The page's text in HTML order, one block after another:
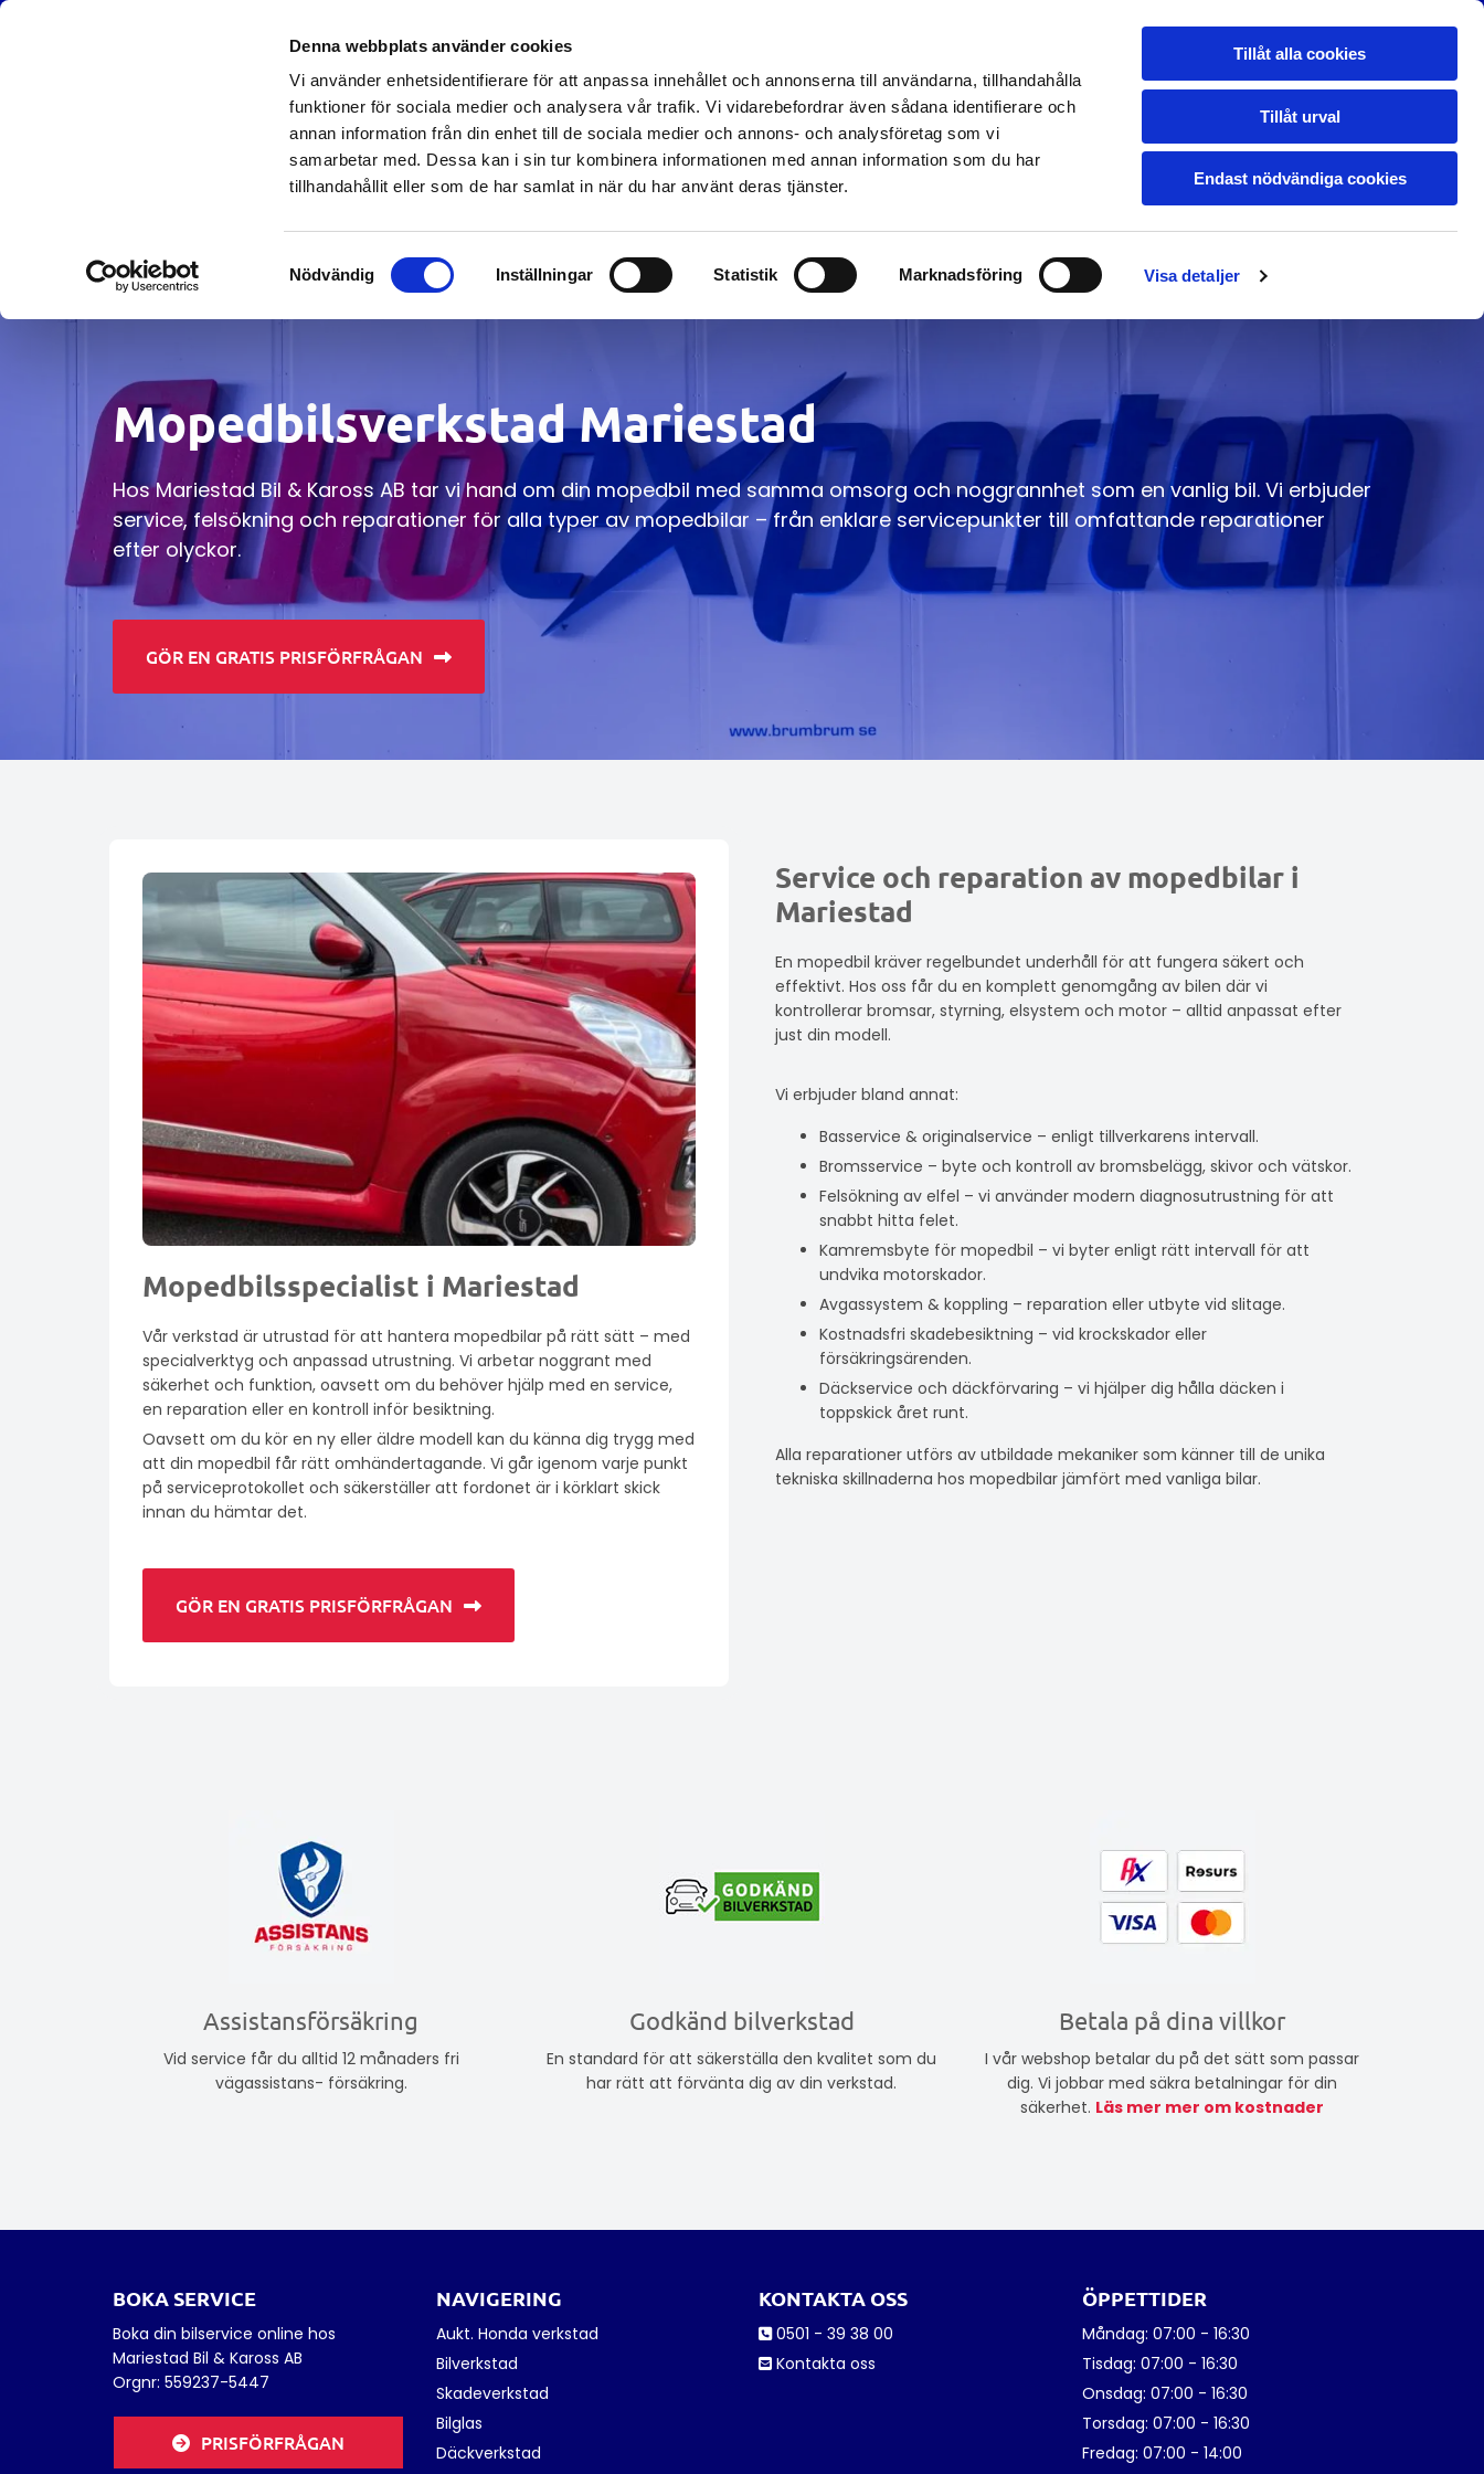
Denna webbplats använder cookies
Vi använder enhetsidentifierare för att anpassa innehållet och annonserna till användarna, tillhandahålla
funktioner för sociala medier och analysera vår trafik. Vi vidarebefordrar även sådana identifierare och
annan information från din enhet till de sociala medier och annons- och analysföretag som vi
samarbetar med. Dessa kan i sin tur kombinera informationen med annan information som du har
tillhandahållit eller som de har samlat in när du har använt deras tjänster.
Nödvändig Inställningar Statistik Marknadsföring Visa detaljer
Tillåt alla cookies
Tillåt urval
Endast nödvändiga cookies
HONDA SERVICECENTER BILVERKSTAD BILSKADEVERKSTAD
BILGLAS
DÄCKVERKSTAD
OM OSS KONTAKT
PRISFÖRFRÅGAN
Mopedbilsverkstad Mariestad
Hos Mariestad Bil & Kaross AB tar vi hand om din mopedbil med samma omsorg och noggrannhet som en vanlig bil. Vi erbjuder
service, felsökning och reparationer för alla typer av mopedbilar – från enklare servicepunkter till omfattande reparationer
efter olyckor.
GÖR EN GRATIS PRISFÖRFRÅGAN
Mopedbilsspecialist i Mariestad
Vår verkstad är utrustad för att hantera mopedbilar på rätt sätt – med
specialverktyg och anpassad utrustning. Vi arbetar noggrant med
säkerhet och funktion, oavsett om du behöver hjälp med en service,
en reparation eller en kontroll inför besiktning.
Oavsett om du kör en ny eller äldre modell kan du känna dig trygg med
att din mopedbil får rätt omhändertagande. Vi går igenom varje punkt
på serviceprotokollet och säkerställer att fordonet är i körklart skick
innan du hämtar det.
GÖR EN GRATIS PRISFÖRFRÅGAN
Service och reparation av mopedbilar i
Mariestad
En mopedbil kräver regelbundet underhåll för att fungera säkert och
effektivt. Hos oss får du en komplett genomgång av bilen där vi
kontrollerar bromsar, styrning, elsystem och motor – alltid anpassat efter
just din modell.
Vi erbjuder bland annat:
Basservice & originalservice – enligt tillverkarens intervall.
Bromsservice – byte och kontroll av bromsbelägg, skivor och vätskor.
Felsökning av elfel – vi använder modern diagnosutrustning för att
snabbt hitta felet.
Kamremsbyte för mopedbil – vi byter enligt rätt intervall för att
undvika motorskador.
Avgassystem & koppling – reparation eller utbyte vid slitage.
Kostnadsfri skadebesiktning – vid krockskador eller
försäkringsärenden.
Däckservice och däckförvaring – vi hjälper dig hålla däcken i
toppskick året runt.
Alla reparationer utförs av utbildade mekaniker som känner till de unika
tekniska skillnaderna hos mopedbilar jämfört med vanliga bilar.
Assistansförsäkring
Vid service får du alltid 12 månaders fri
vägassistans- försäkring.
Godkänd bilverkstad
En standard för att säkerställa den kvalitet som du
har rätt att förvänta dig av din verkstad.
Betala på dina villkor
I vår webshop betalar du på det sätt som passar
dig. Vi jobbar med säkra betalningar för din
säkerhet. Läs mer mer om kostnader
BOKA SERVICE
Boka din bilservice online hos
Mariestad Bil & Kaross AB
Orgnr: 559237-5447
PRISFÖRFRÅGAN
NAVIGERING
Aukt. Honda verkstad
Bilverkstad
Skadeverkstad
Bilglas
Däckverkstad
KONTAKTA OSS
 0501 - 39 38 00
 Kontakta oss
ÖPPETTIDER
Måndag: 07:00 - 16:30
Tisdag: 07:00 - 16:30
Onsdag: 07:00 - 16:30
Torsdag: 07:00 - 16:30
Fredag: 07:00 - 14:00